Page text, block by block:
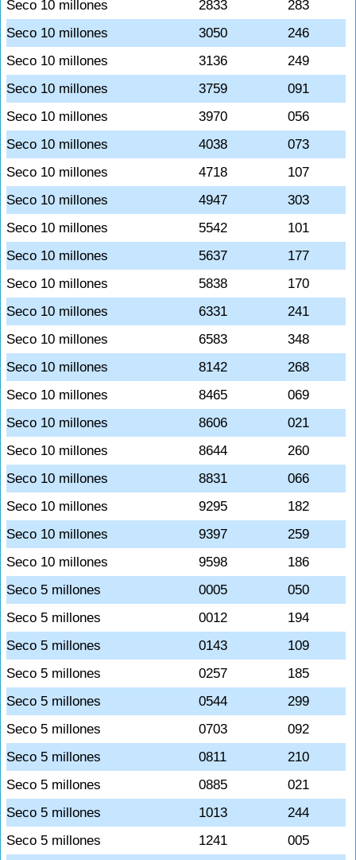
Seco 10 millones 2833
283
Seco 10 millones
3050
246
Seco 10 millones
3136
249
Seco 10 millones
3759
091
Seco 10 millones
3970
056
Seco 10 millones
4038
073
Seco 10 millones
4718
107
Seco 10 millones
4947
303
Seco 10 millones
5542
101
Seco 10 millones
5637
177
Seco 10 millones
5838
170
Seco 10 millones
6331
241
Seco 10 millones
6583
348
Seco 10 millones
8142
268
Seco 10 millones
8465
069
Seco 10 millones
8606
021
Seco 10 millones
8644
260
Seco 10 millones
8831
066
Seco 10 millones
9295
182
Seco 10 millones
9397
259
Seco 10 millones
9598
186
Seco 5 millones
0005
050
Seco 5 millones
0012
194
Seco 5 millones
0143
109
Seco 5 millones
0257
185
Seco 5 millones
0544
299
Seco 5 millones
0703
092
Seco 5 millones
0811
210
Seco 5 millones
0885
021
Seco 5 millones
1013
244
Seco 5 millones
1241
005